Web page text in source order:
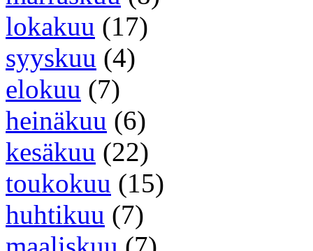
lokakuu (17)
syyskuu (4)
elokuu (7)
heinäkuu (6)
kesäkuu (22)
toukokuu (15)
huhtikuu (7)